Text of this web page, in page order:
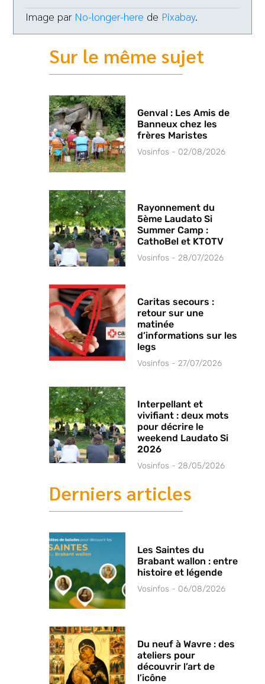
Image par No-longer-here de Pixabay.
Sur le même sujet
Genval : Les Amis de
Banneux chez les
frères Maristes
Vosinfos 02/08/2026
Rayonnement du
5ème Laudato Si
Summer Camp :
CathoBel et KTOTV
Vosinfos 28/07/2026
Caritas secours :
retour sur une
matinée
d’informations sur les
legs
Vosinfos 27/07/2026
Interpellant et
vivifiant : deux mots
pour décrire le
weekend Laudato Si
2026
Vosinfos 28/05/2026
Derniers articles
Les Saintes du
Brabant wallon : entre
histoire et légende
Vosinfos 06/08/2026
Du neuf à Wavre : des
ateliers pour
découvrir l’art de
l’icône